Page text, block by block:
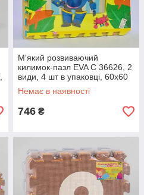
М'який розвиваючий
килимок-пазл EVA С 36626, 2
види, 4 шт в упаковці, 60х60
см
Немає в наявності
746 ₴